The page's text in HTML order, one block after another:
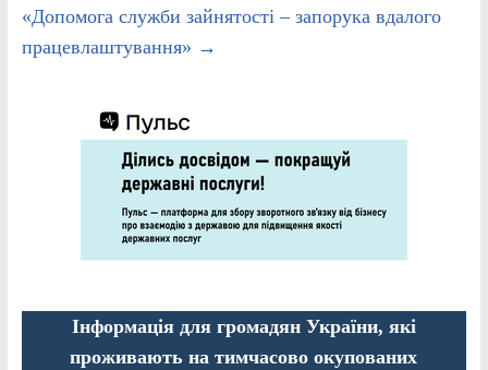
«Допомога служби зайнятості – запорука вдалого
працевлаштування» →
Інформація для громадян України, які
проживають на тимчасово окупованих